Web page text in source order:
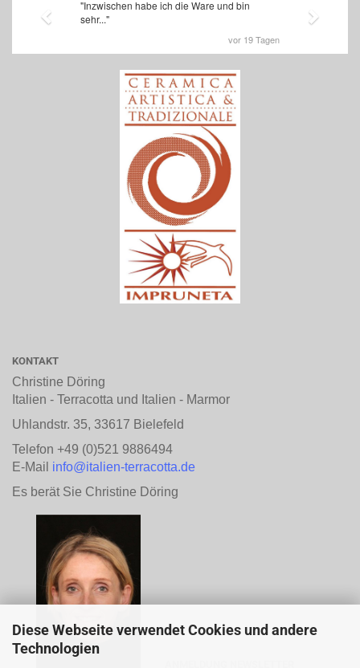
Diese Webseite verwendet Cookies und andere
Technologien
KONTAKT
Christine Döring
Italien - Terracotta und Italien - Marmor
Uhlandstr. 35, 33617 Bielefeld
Telefon +49 (0)521 9886494
E-Mail info@italien-terracotta.de
Es berät Sie Christine Döring